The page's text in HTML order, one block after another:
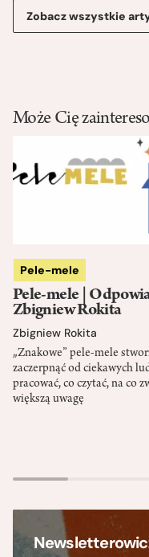
Zobacz wszystkie
Może Cię
Pele-mele
Pele-mele |
Zbigniew Rokita
Zbigniew Rokita
„Znakowe” pele-mele
zaczerpnąć od ciekawych
pracować, co czytać, na co
większą uwagę